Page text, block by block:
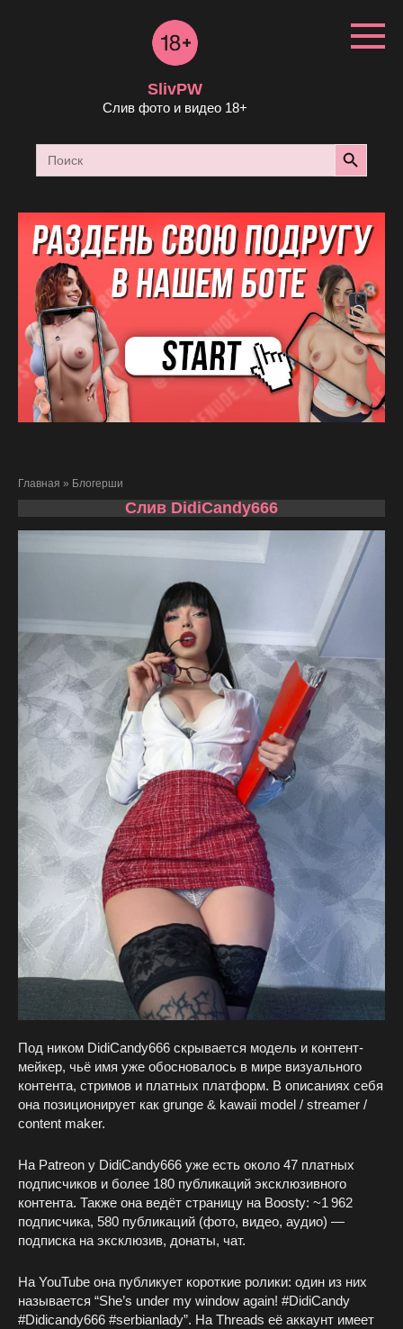
SlivPW
Слив фото и видео 18+
Search
for:
Search Button
Главная » Блогерши
Слив DidiCandy666
Под ником DidiCandy666 скрывается модель и контент-
мейкер, чьё имя уже обосновалось в мире визуального
контента, стримов и платных платформ. В описаниях себя
она позиционирует как grunge & kawaii model / streamer /
content maker.
На Patreon у DidiCandy666 уже есть около 47 платных
подписчиков и более 180 публикаций эксклюзивного
контента. Также она ведёт страницу на Boosty: ~1 962
подписчика, 580 публикаций (фото, видео, аудио) —
подписка на эксклюзив, донаты, чат.
На YouTube она публикует короткие ролики: один из них
называется “She’s under my window again! #DidiCandy
#Didicandy666 #serbianlady”. На Threads её аккаунт имеет